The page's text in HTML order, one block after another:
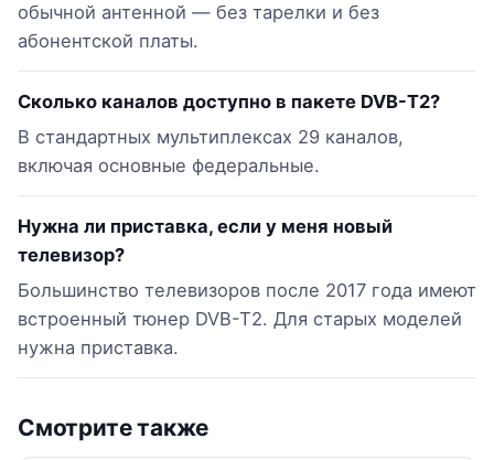
обычной антенной — без тарелки и без
абонентской платы.
Сколько каналов доступно в пакете DVB-T2?
В стандартных мультиплексах 29 каналов,
включая основные федеральные.
Нужна ли приставка, если у меня новый
телевизор?
Большинство телевизоров после 2017 года имеют
встроенный тюнер DVB-T2. Для старых моделей
нужна приставка.
Смотрите также